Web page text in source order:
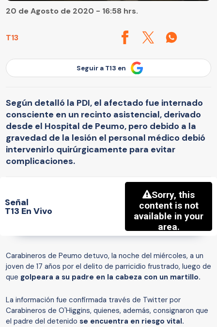
T13
20 de Agosto de 2020 - 16:58 hrs.
Seguir a T13 en
Según detalló la PDI, el afectado fue internado
consciente en un recinto asistencial, derivado
desde el Hospital de Peumo, pero debido a la
gravedad de la lesión el personal médico debió
intervenirlo quirúrgicamente para evitar
complicaciones.
Señal
T13 En Vivo
Carabineros de Peumo detuvo, la noche del miércoles, a un
joven de 17 años por el delito de parricidio frustrado, luego de
que golpeara a su padre en la cabeza con un martillo.
La información fue confirmada través de Twitter por
Carabineros de O'Higgins, quienes, además, consignaron que
el padre del detenido se encuentra en riesgo vital.